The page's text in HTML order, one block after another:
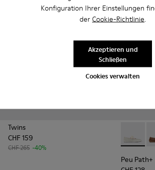
Konfiguration Ihrer Einstellungen
der Cookie-Richtlinie.
Cookies verwalten
Akzeptieren und
Schließen
Twins
CHF 159
CHF 265 -40%
Peu
Peu Path+